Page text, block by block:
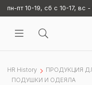
пн-пт 10-19, сб с 10-17, вс
HR History
ПРОДУКЦИЯ
ПОДУШКИ И ОДЕЯЛА